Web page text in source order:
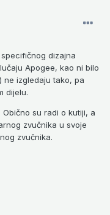
dizajna
Apogee, kao ni bilo
ne izgledaju tako, pa
dijelu.
su radi o kutiji, a
zvučnika u svoje
zvučnika.